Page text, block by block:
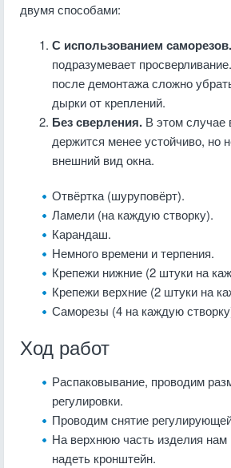
двумя способами:
С использованием саморезов.
подразумевает
после демонтажа сложно
дырки от креплений.
Без сверления. В этом случае
держится менее устойчиво, но
внешний вид окна.
Отвёртка (шуруповёрт).
Ламели (на каждую створку).
Карандаш.
Немного времени и терпения.
Крепежи нижние (2 штуки на
Крепежи верхние (2 штуки на
Саморезы (4 на каждую
Ход работ
Распаковывание, проводим
регулировки.
Проводим снятие
На верхнюю часть изделия
надеть кронштейн.